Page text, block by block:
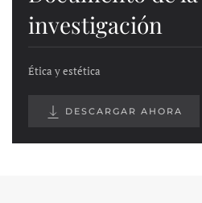
investigación
Ética y estética
DESCARGAR AHORA